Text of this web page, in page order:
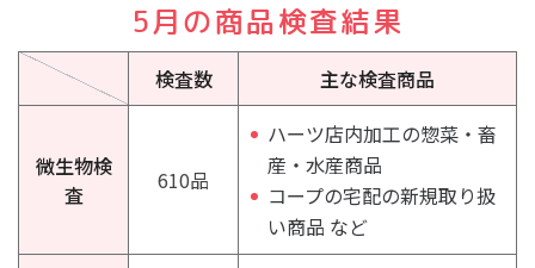
5月の商品検査結果
検査数 主な検査商品
微生物検
査
610品
ハーツ店内加工の惣菜・畜
産・水産商品
コープの宅配の新規取り扱
い商品 など